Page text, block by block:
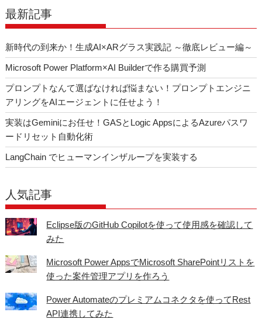
o
k
最新記事
新時代の到来か！生成AI×ARグラス実践記 ～徹底レビュー編～
Microsoft Power Platform×AI Builderで作る購買予測
プロンプトなんて選ばなければ悩まない！プロンプトエンジニ
アリングをAIエージェントに任せよう！
実装はGeminiにお任せ！GASとLogic AppsによるAzureパスワ
ードリセット自動化術
LangChain でヒューマンインザループを実装する
人気記事
Eclipse版のGitHub Copilotを使って使用感を確認して
みた
Microsoft Power AppsでMicrosoft SharePointリストを
使った案件管理アプリを作ろう
Power Automateのプレミアムコネクタを使ってRest
API連携してみた